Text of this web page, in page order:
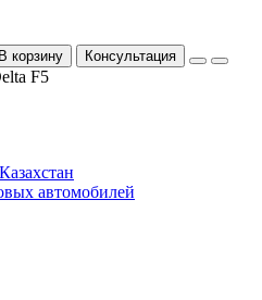
В корзину Консультация
F5
автомобилей